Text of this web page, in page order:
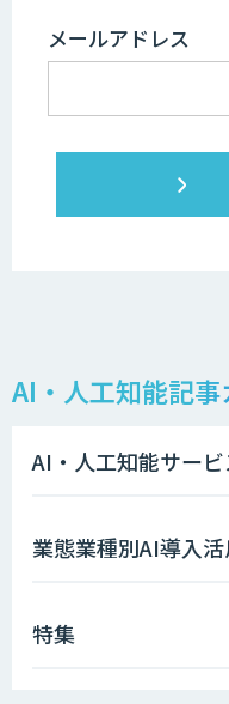
メールアドレス
AI・人工知能記
AI・人工知能サービ
業態業種別AI導入
特集